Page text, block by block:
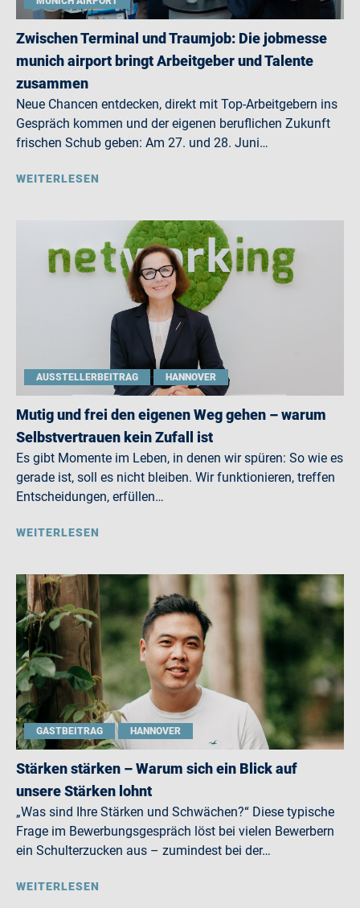
Zwischen Terminal und Traumjob: Die jobmesse
munich airport bringt Arbeitgeber und Talente
zusammen
Neue Chancen entdecken, direkt mit Top-Arbeitgebern ins
Gespräch kommen und der eigenen beruflichen Zukunft
frischen Schub geben: Am 27. und 28. Juni…
WEITERLESEN
AUSSTELLERBEITRAG HANNOVER
Mutig und frei den eigenen Weg gehen – warum
Selbstvertrauen kein Zufall ist
Es gibt Momente im Leben, in denen wir spüren: So wie es
gerade ist, soll es nicht bleiben. Wir funktionieren, treffen
Entscheidungen, erfüllen…
WEITERLESEN
GASTBEITRAG HANNOVER
Stärken stärken – Warum sich ein Blick auf
unsere Stärken lohnt
„Was sind Ihre Stärken und Schwächen?“ Diese typische
Frage im Bewerbungsgespräch löst bei vielen Bewerbern
ein Schulterzucken aus – zumindest bei der…
WEITERLESEN